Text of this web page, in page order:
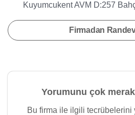
Kuyumcukent AVM D:257
Firmadan
Yorumunu çok
Bu firma ile ilgili tecrübelerini